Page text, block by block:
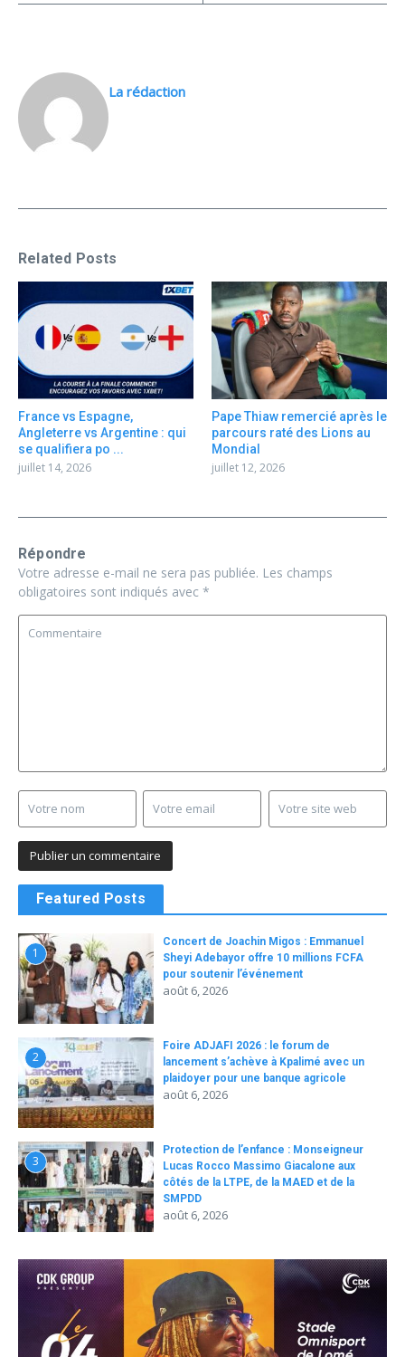
La rédaction
Related Posts
France vs Espagne,
Angleterre vs Argentine : qui
se qualifiera po ...
juillet 14, 2026
Pape Thiaw remercié après le
parcours raté des Lions au
Mondial
juillet 12, 2026
Répondre
Votre adresse e-mail ne sera pas publiée. Les champs
obligatoires sont indiqués avec *
Featured Posts
1
Concert de Joachin Migos : Emmanuel
Sheyi Adebayor offre 10 millions FCFA
pour soutenir l’événement
août 6, 2026
2
Foire ADJAFI 2026 : le forum de
lancement s’achève à Kpalimé avec un
plaidoyer pour une banque agricole
août 6, 2026
3
Protection de l’enfance : Monseigneur
Lucas Rocco Massimo Giacalone aux
côtés de la LTPE, de la MAED et de la
SMPDD
août 6, 2026